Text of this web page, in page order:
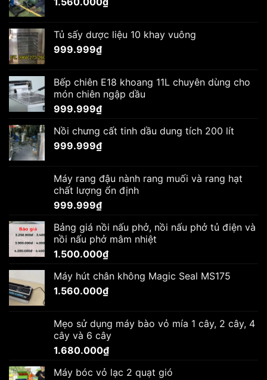
Tủ sấy dược liệu 10 khay vuông
999.999₫
Bếp chiên E18 khoang 11L chuyên dùng cho
món chiên ngập dầu
999.999₫
Nồi chưng cất tinh dầu dung tích 200 lít
999.999₫
Máy rang đậu nành rang muối và rang hạt
chất lượng ổn định
999.999₫
Bảng giá nồi nấu phở, nồi nấu phở tủ điện và
nồi nấu phở mâm nhiệt
1.500.000₫
Máy hút chân không Magic Seal MS175
1.560.000₫
Mẹo sử dụng máy bào vỏ mía 1 cây, 2 cây, 4
cây và 6 cây
1.680.000₫
Máy bóc vỏ lạc 2 quạt gió